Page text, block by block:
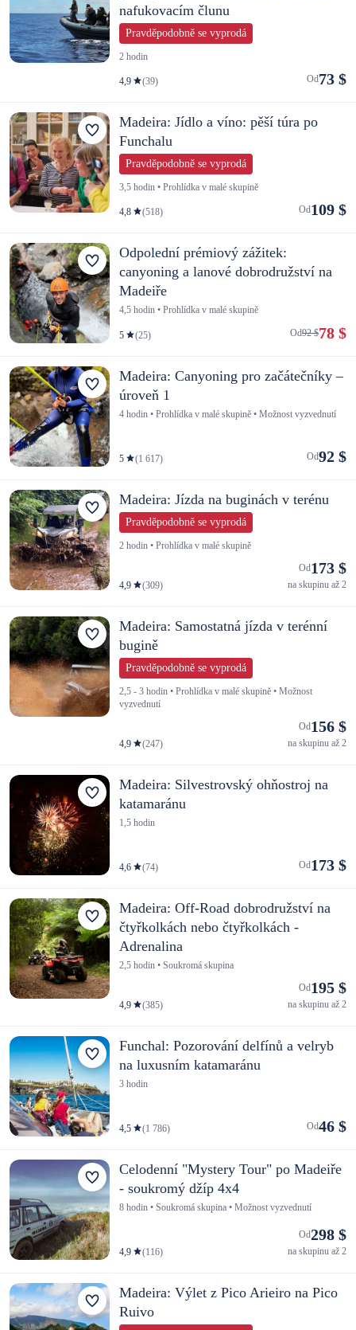
nafukovacím člunu
Pravděpodobně se vyprodá
2 hodin
4,9 (39) Od73 $
Madeira: Jídlo a víno: pěší túra po
Funchalu
Pravděpodobně se vyprodá
3,5 hodin • Prohlídka v malé skupině
4,8 (518) Od109 $
Odpolední prémiový zážitek:
canyoning a lanové dobrodružství na
Madeiře
4,5 hodin • Prohlídka v malé skupině
5 (25) Od92 $78 $
Madeira: Canyoning pro začátečníky –
úroveň 1
4 hodin • Prohlídka v malé skupině • Možnost vyzvednutí
5 (1 617) Od92 $
Madeira: Jízda na buginách v terénu
Pravděpodobně se vyprodá
2 hodin • Prohlídka v malé skupině
4,9 (309)
Od173 $
na skupinu až 2
Madeira: Samostatná jízda v terénní
bugině
Pravděpodobně se vyprodá
2,5 - 3 hodin • Prohlídka v malé skupině • Možnost
vyzvednutí
4,9 (247)
Od156 $
na skupinu až 2
Madeira: Silvestrovský ohňostroj na
katamaránu
1,5 hodin
4,6 (74) Od173 $
Madeira: Off-Road dobrodružství na
čtyřkolkách nebo čtyřkolkách -
Adrenalina
2,5 hodin • Soukromá skupina
4,9 (385)
Od195 $
na skupinu až 2
Funchal: Pozorování delfínů a velryb
na luxusním katamaránu
3 hodin
4,5 (1 786) Od46 $
Celodenní "Mystery Tour" po Madeiře
- soukromý džíp 4x4
8 hodin • Soukromá skupina • Možnost vyzvednutí
4,9 (116)
Od298 $
na skupinu až 2
Madeira: Výlet z Pico Arieiro na Pico
Ruivo